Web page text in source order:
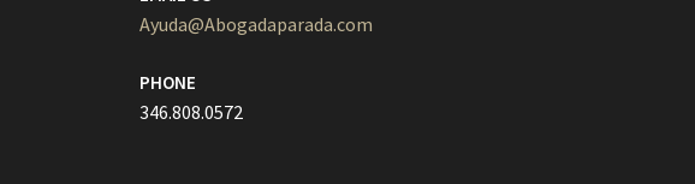
Ayuda@Abogadaparada.com
PHONE
346.808.0572